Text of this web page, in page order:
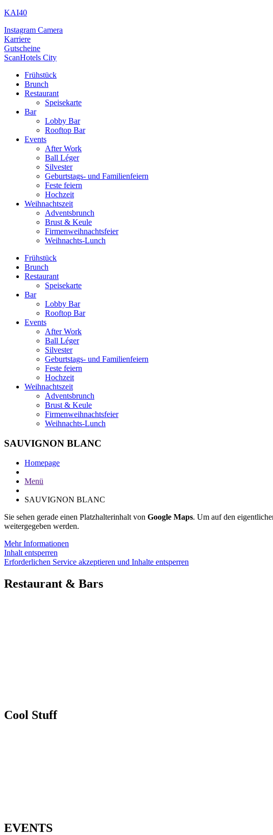
KAI40
Instagram Camera
Karriere
Gutscheine
ScanHotels City
Frühstück
Brunch
Restaurant
Speisekarte
Bar
Lobby Bar
Rooftop Bar
Events
After Work
Ball Léger
Silvester
Geburtstags- und Familienfeiern
Feste feiern
Hochzeit
Weihnachtszeit
Adventsbrunch
Brust & Keule
Firmenweihnachtsfeier
Weihnachts-Lunch
Frühstück
Brunch
Restaurant
Speisekarte
Bar
Lobby Bar
Rooftop Bar
Events
After Work
Ball Léger
Silvester
Geburtstags- und Familienfeiern
Feste feiern
Hochzeit
Weihnachtszeit
Adventsbrunch
Brust & Keule
Firmenweihnachtsfeier
Weihnachts-Lunch
SAUVIGNON BLANC
Homepage
Menü
SAUVIGNON BLANC
Sie sehen gerade einen Platzhalterinhalt von Google Maps. Um auf den
weitergegeben werden.
Mehr Informationen
Inhalt entsperren
Erforderlichen Service akzeptieren und Inhalte entsperren
Restaurant & Bars
Cool Stuff
EVENTS